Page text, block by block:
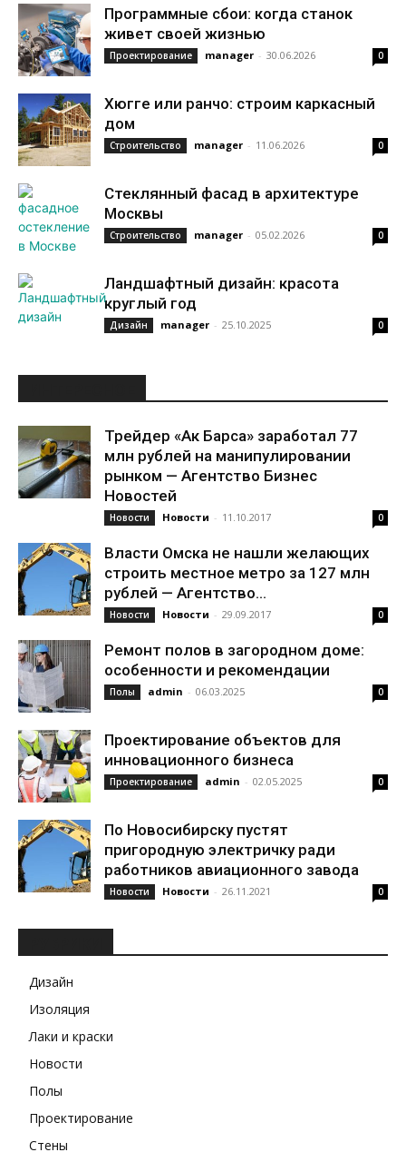
Программные сбои: когда станок
живет своей жизнью
Проектирование manager - 30.06.2026 0
Хюгге или ранчо: строим каркасный
дом
Строительство manager - 11.06.2026 0
Стеклянный фасад в архитектуре
Москвы
Строительство manager - 05.02.2026 0
Ландшафтный дизайн: красота
круглый год
Дизайн manager - 25.10.2025 0
Трейдер «Ак Барса» заработал 77
млн рублей на манипулировании
рынком — Агентство Бизнес
Новостей
Новости Новости - 11.10.2017 0
Власти Омска не нашли желающих
строить местное метро за 127 млн
рублей — Агентство...
Новости Новости - 29.09.2017 0
Ремонт полов в загородном доме:
особенности и рекомендации
Полы admin - 06.03.2025 0
Проектирование объектов для
инновационного бизнеса
Проектирование admin - 02.05.2025 0
По Новосибирску пустят
пригородную электричку ради
работников авиационного завода
Новости Новости - 26.11.2021 0
Дизайн
Изоляция
Лаки и краски
Новости
Полы
Проектирование
Стены